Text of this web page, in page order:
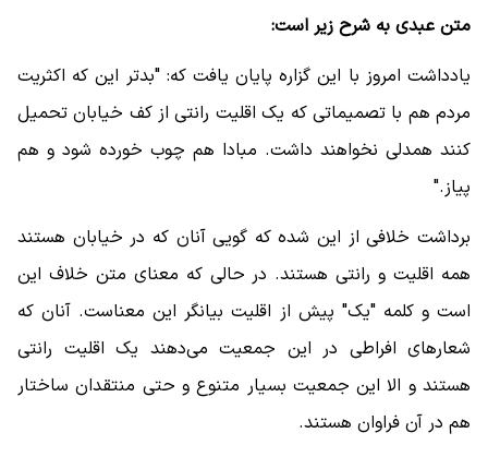
متن عبدی به شرح زیر است:
یادداشت امروز با این گزاره پایان یافت که: "بدتر این که اکثریت
مردم هم با تصمیماتی که یک اقلیت رانتی از کف خیابان تحمیل
کنند همدلی نخواهند داشت. مبادا هم چوب خورده شود و هم
پیاز."
برداشت خلافی از این شده که گویی آنان که در خیابان هستند
همه اقلیت و رانتی هستند. در حالی که معنای متن خلاف این
است و کلمه "یک" پیش از اقلیت بیانگر این معناست. آنان که
شعارهای افراطی در این جمعیت می‌دهند یک اقلیت رانتی
هستند و الا این جمعیت بسیار متنوع و حتی منتقدان ساختار
هم در آن فراوان هستند.